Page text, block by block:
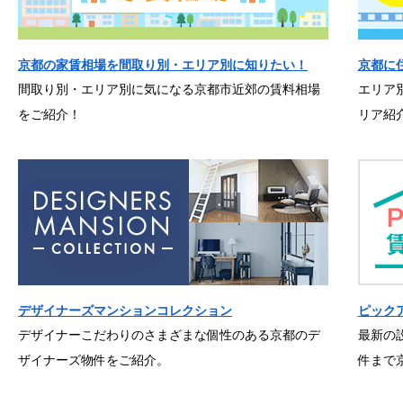
京都の家賃相場を間取り別・エリア別に知りたい！
間取り別・エリア別に気になる京都市近郊の賃料相場
をご紹介！
京都に
エリア
リア紹
デザイナーズマンションコレクション
デザイナーこだわりのさまざまな個性のある京都のデ
ザイナーズ物件をご紹介。
ピック
最新の
件まで